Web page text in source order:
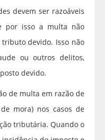
devem ser razoáveis
por isso a multa não
devido. Isso não
ou outros delitos,
devido.
de multa em razão de
mora) nos casos de
tributária. Quando o